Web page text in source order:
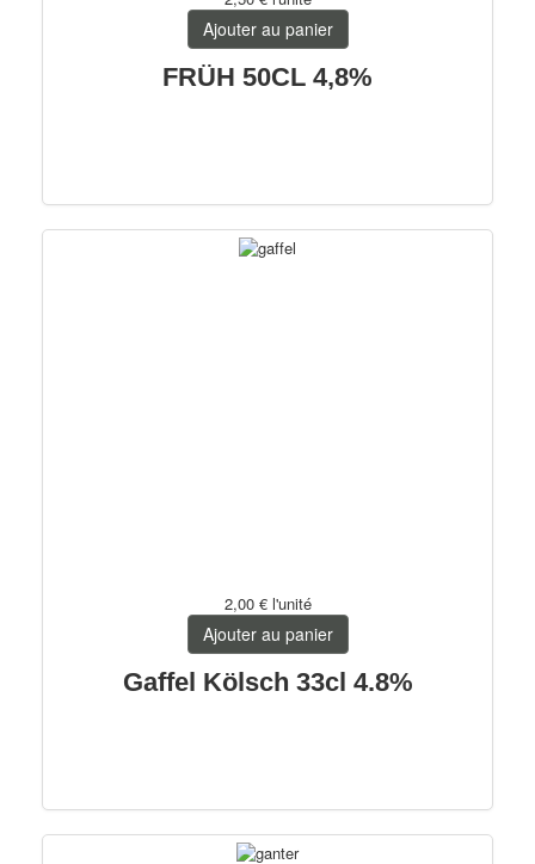
Ajouter au panier
FRÜH 50CL 4,8%
2,00 € l'unité
Ajouter au panier
Gaffel Kölsch 33cl 4.8%